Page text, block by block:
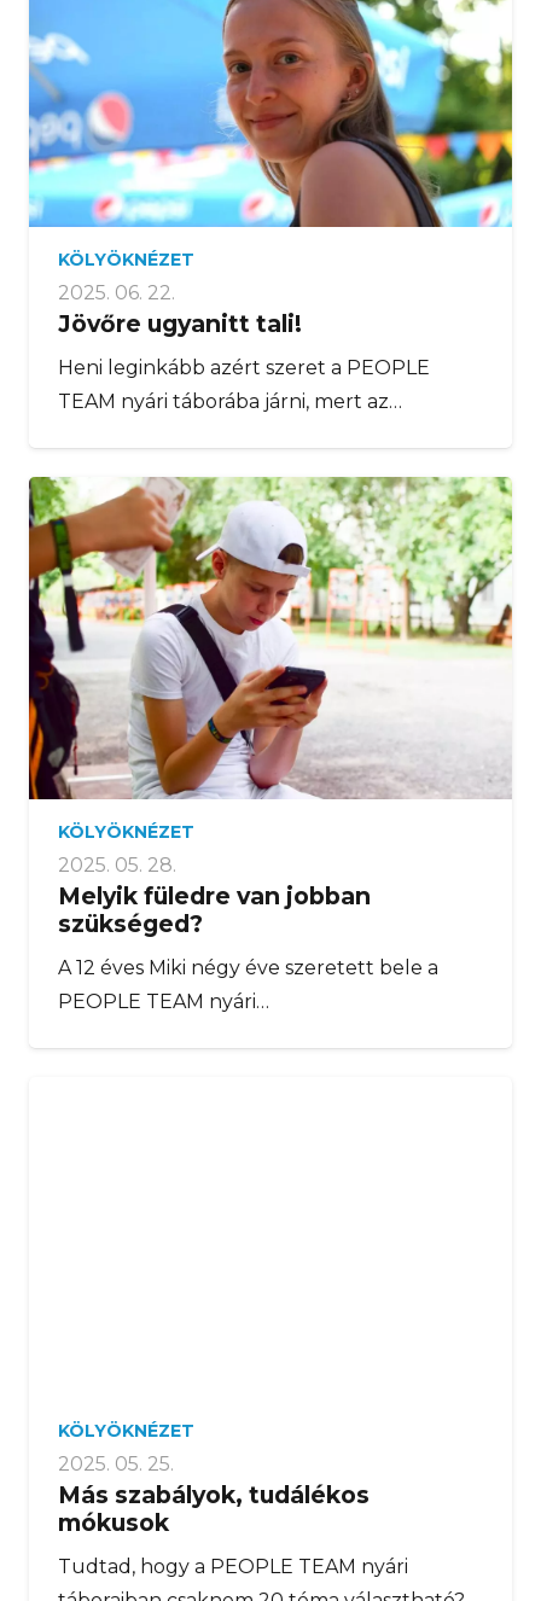
KÖLYÖKNÉZET
2025. 06. 22.
Jövőre ugyanitt tali!
Heni leginkább azért szeret a PEOPLE
TEAM nyári táborába járni, mert az…
KÖLYÖKNÉZET
2025. 05. 28.
Melyik füledre van jobban
szükséged?
A 12 éves Miki négy éve szeretett bele a
PEOPLE TEAM nyári…
KÖLYÖKNÉZET
2025. 05. 25.
Más szabályok, tudálékos
mókusok
Tudtad, hogy a PEOPLE TEAM nyári